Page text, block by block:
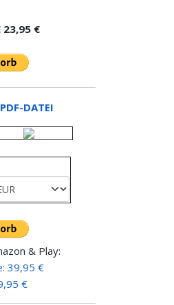
23,95 €
DATEI
& Play:
39,95 €
€